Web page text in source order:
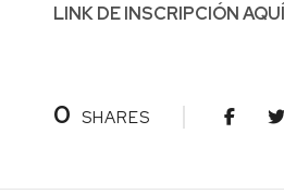
LINK DE INSCRIPCIÓNAQUÍ
0 SHARES